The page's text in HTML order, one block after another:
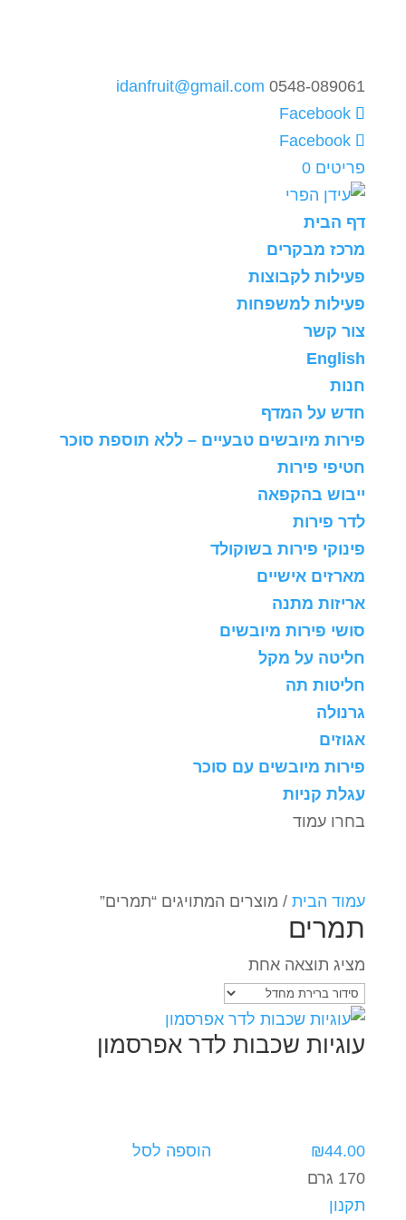
0548-089061
idanfruit@gmail.com
פריטים 0
דף הבית
מרכז מבקרים
פעילות לקבוצות
פעילות למשפחות
צור קשר
English
חנות
חדש על המדף
פירות מיובשים טבעיים – ללא תוספת סוכר
חטיפי פירות
ייבוש בהקפאה
לדר פירות
פינוקי פירות בשוקולד
מארזים אישיים
אריזות מתנה
סושי פירות מיובשים
חליטה על מקל
חליטות תה
גרנולה
אגוזים
פירות מיובשים עם סוכר
עגלת קניות
בחרו עמוד
עמוד הבית/ מוצרים המתויגים “תמרים”
תמרים
מציג תוצאה אחת
עוגיות שכבות לדר אפרסמון
₪44.00
הוספה לסל
170 גרם
תקנון